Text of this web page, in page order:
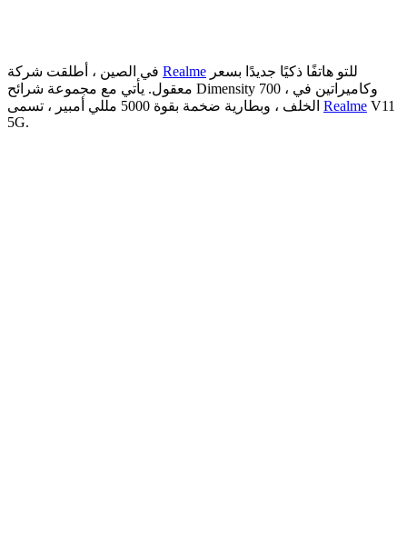
Realme
معقول. يأتي مع مجموعة شرائح Dimensity 700 ، وكاميراتين في
Realme V11
5G.